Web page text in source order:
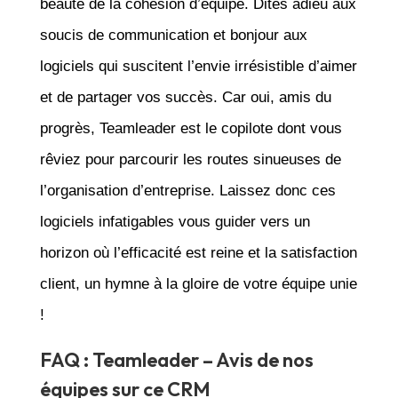
beauté de la cohésion d’équipe. Dites adieu aux
soucis de communication et bonjour aux
logiciels qui suscitent l’envie irrésistible d’aimer
et de partager vos succès. Car oui, amis du
progrès, Teamleader est le copilote dont vous
rêviez pour parcourir les routes sinueuses de
l’organisation d’entreprise. Laissez donc ces
logiciels infatigables vous guider vers un
horizon où l’efficacité est reine et la satisfaction
client, un hymne à la gloire de votre équipe unie
!
FAQ : Teamleader – Avis de nos
équipes sur ce CRM